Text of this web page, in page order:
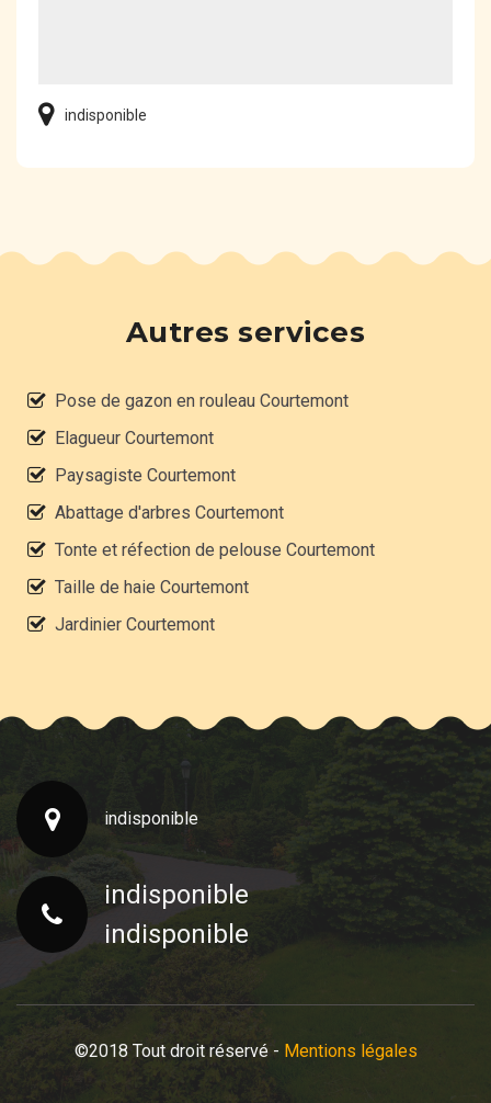
indisponible
Autres services
Pose de gazon en rouleau Courtemont
Elagueur Courtemont
Paysagiste Courtemont
Abattage d'arbres Courtemont
Tonte et réfection de pelouse Courtemont
Taille de haie Courtemont
Jardinier Courtemont
indisponible
indisponible
indisponible
©2018 Tout droit réservé - Mentions légales